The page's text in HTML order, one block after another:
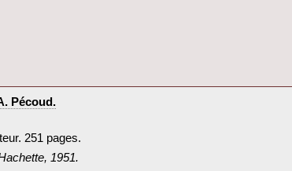
Pécoud.‎
251 pages.‎
1951.‎